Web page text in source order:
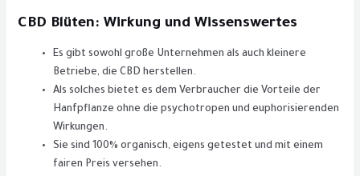
CBD Blüten: Wirkung und Wissenswertes
Es gibt sowohl große Unternehmen als auch kleinere
Betriebe, die CBD herstellen.
Als solches bietet es dem Verbraucher die Vorteile der
Hanfpflanze ohne die psychotropen und euphorisierenden
Wirkungen.
Sie sind 100% organisch, eigens getestet und mit einem
fairen Preis versehen.